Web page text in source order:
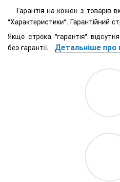
Гарантія на кожен з товарів
"Характеристики". Гарантійний
Якщо строка "гарантія"
без гарантії. Детальніше про